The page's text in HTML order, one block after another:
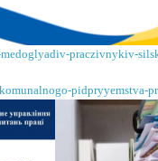
praczivnykiv-
pidpryyemstva-